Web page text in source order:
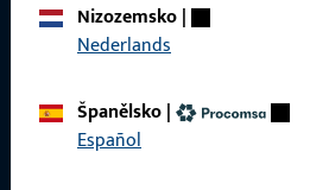
Nizozemsko|
Nederlands
Španělsko|
Español
Reference